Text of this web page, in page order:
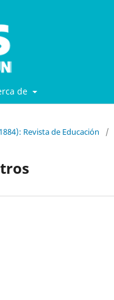
de
Revista de Educación /